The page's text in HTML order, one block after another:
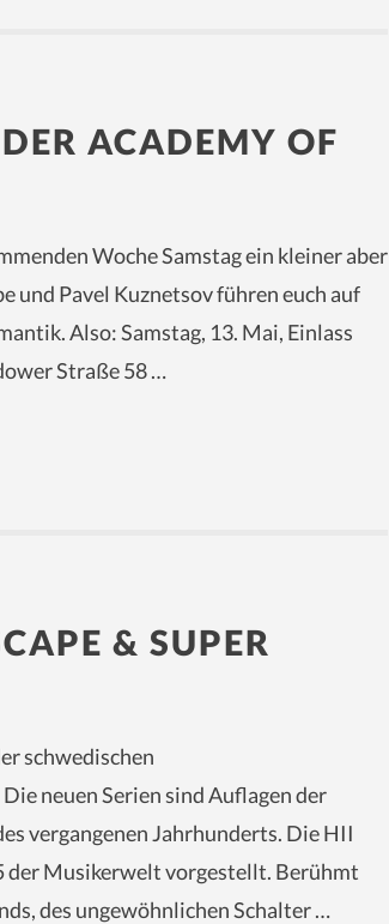
ACADEMY OF
Woche Samstag ein kleiner aber
und Pavel Kuznetsov führen euch auf
Also: Samstag, 13. Mai, Einlass
Straße 58 …
& SUPER
schwedischen
neuen Serien sind Auflagen der
vergangenen Jahrhunderts. Die HII
Musikerwelt vorgestellt. Berühmt
des ungewöhnlichen Schalter …